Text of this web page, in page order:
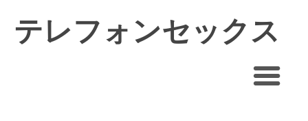
テレフォンセックス
できるオナ電アプリ